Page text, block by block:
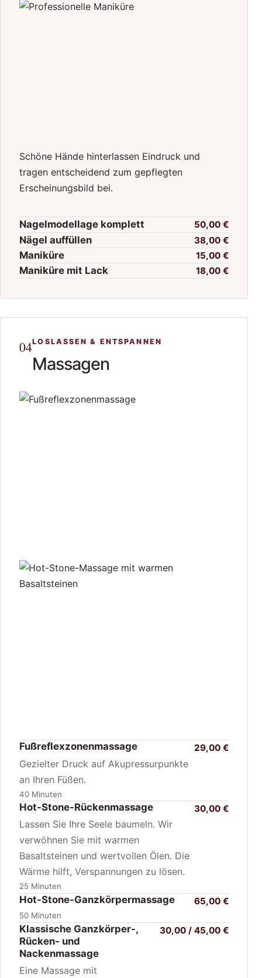
Schöne Hände hinterlassen Eindruck und
tragen entscheidend zum gepflegten
Erscheinungsbild bei.
Nagelmodellage komplett 50,00 €
Nägel auffüllen 38,00 €
Maniküre 15,00 €
Maniküre mit Lack 18,00 €
04LOSLASSEN & ENTSPANNEN
Massagen
Fußreflexzonenmassage
Gezielter Druck auf Akupressurpunkte
an Ihren Füßen.
40 Minuten
29,00 €
Hot-Stone-Rückenmassage
Lassen Sie Ihre Seele baumeln. Wir
verwöhnen Sie mit warmen
Basaltsteinen und wertvollen Ölen. Die
Wärme hilft, Verspannungen zu lösen.
25 Minuten
30,00 €
Hot-Stone-Ganzkörpermassage
50 Minuten
65,00 €
Klassische Ganzkörper-,
Rücken- und
Nackenmassage
Eine Massage mit
30,00 / 45,00 €